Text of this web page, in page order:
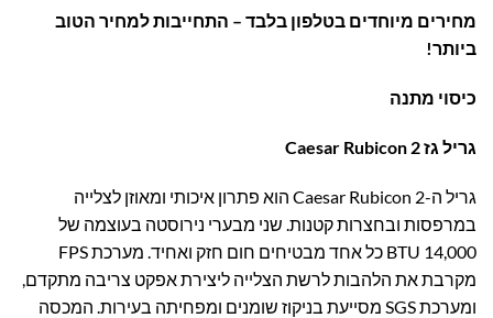
מחירים מיוחדים בטלפון בלבד – התחייבות למחיר הטוב
ביותר!
כיסוי מתנה
גריל גז Caesar Rubicon 2
גריל ה-Caesar Rubicon 2 הוא פתרון איכותי ומאוזן לצלייה
במרפסות ובחצרות קטנות. שני מבערי נירוסטה בעוצמה של
14,000 BTU כל אחד מבטיחים חום חזק ואחיד. מערכת FPS
מקרבת את הלהבות לרשת הצלייה ליצירת אפקט צריבה מתקדם,
ומערכת SGS מסייעת בניקוז שומנים ומפחיתה בעירות. המכסה